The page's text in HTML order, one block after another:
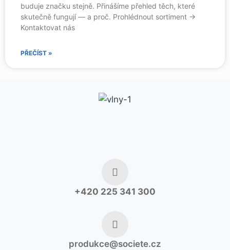
buduje značku stejně. Přinášíme přehled těch, které
skutečně fungují — a proč. Prohlédnout sortiment →
Kontaktovat nás
PŘEČÍST »
+420 225 341 300
produkce@societe.cz